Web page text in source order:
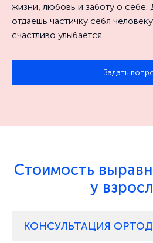
жизни, любовь и заботу о себе.
отдаешь частичку себя
счастливо улыбается.
Задать
Стоимость
у
КОНСУЛЬТАЦИЯ